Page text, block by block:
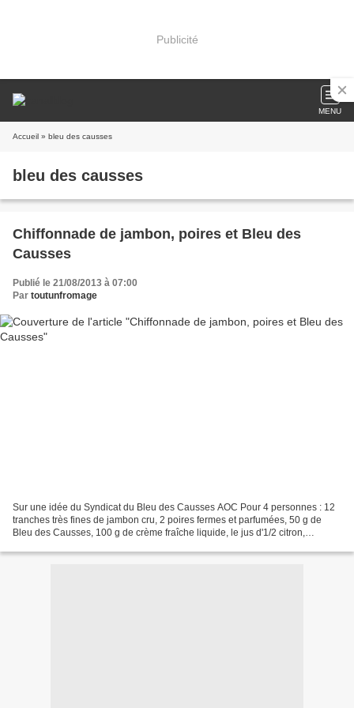
Publicité
MENU
Accueil » bleu des causses
bleu des causses
Chiffonnade de jambon, poires et Bleu des
Causses
Publié le 21/08/2013 à 07:00
Par toutunfromage
Sur une idée du Syndicat du Bleu des Causses AOC Pour 4 personnes : 12
tranches très fines de jambon cru, 2 poires fermes et parfumées, 50 g de
Bleu des Causses, 100 g de crème fraîche liquide, le jus d'1/2 citron,